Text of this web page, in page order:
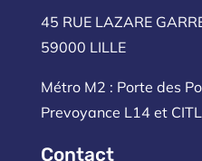
45 RUE LAZARE
59000 LILLE
Métro M2 : Porte des
Prevoyance L14 et
Contact